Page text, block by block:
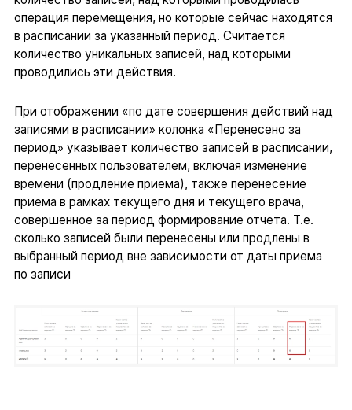
операция перемещения, но которые сейчас находятся
в расписании за указанный период. Считается
количество уникальных записей, над которыми
проводились эти действия.
При отображении «по дате совершения действий над
записями в расписании» колонка «Перенесено за
период» указывает количество записей в расписании,
перенесенных пользователем, включая изменение
времени (продление приема), также перенесение
приема в рамках текущего дня и текущего врача,
совершенное за период формирование отчета. Т.е.
сколько записей были перенесены или продлены в
выбранный период вне зависимости от даты приема
по записи